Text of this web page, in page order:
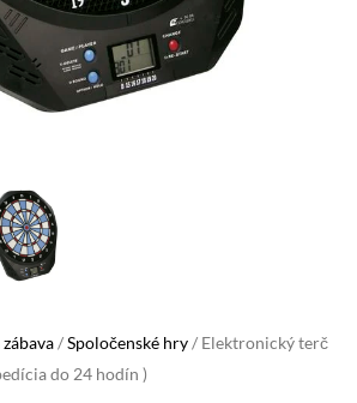
/Spoločenské hry/ Elektronický terč
do 24 hodín )